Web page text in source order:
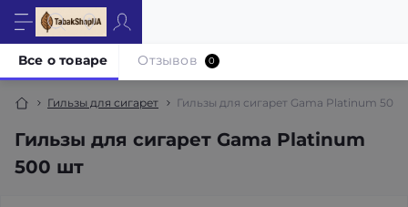
Гильзы для сигарет Гильзы для сигарет Gama Platinum 500
Гильзы для сигарет Gama Platinum
500 шт
Все о товаре Отзывов 0